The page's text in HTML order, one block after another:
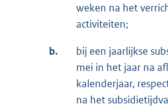
weken na het
activiteiten;
b.
bij een jaarlijkse
mei in het jaar na
kalenderjaar,
na het